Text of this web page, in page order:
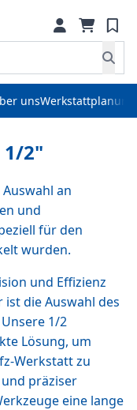
unsWerkstattplanung
1/2"
an
und
für den
wurden.
und Effizienz
die Auswahl des
1/2
Lösung, um
Werkstatt zu
präziser
eine lange